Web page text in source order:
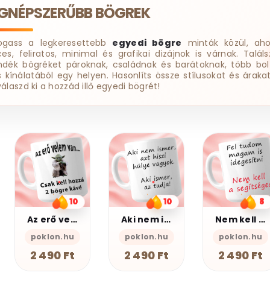
BÖGREK
a legkeresettebb egyedi bögre minták közül,
feliratos, minimal és grafikai dizájnok is várnak.
bögréket pároknak, családnak és barátoknak, több
kínálatából egy helyen. Hasonlíts össze stílusokat és
ki a hozzád illő egyedi bögrét!
10
Aki nem ismer Bögre
poklon.hu
2 490 Ft
8
Nem kell a segítsé - Bögre
poklon.hu
2 490 Ft
12
Baglyos bögre
PSZ Design
2 490 Ft